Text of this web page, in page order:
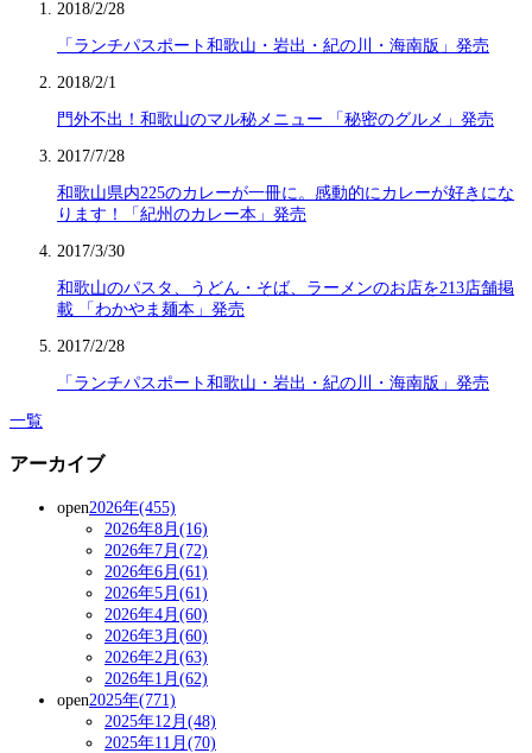
2018/2/28
「ランチパスポート和歌山・岩出・紀の川・海南版」発売
2018/2/1
門外不出！和歌山のマル秘メニュー 「秘密のグルメ」発売
2017/7/28
和歌山県内225のカレーが一冊に。感動的にカレーが好きにな
ります！「紀州のカレー本」発売
2017/3/30
和歌山のパスタ、うどん・そば、ラーメンのお店を213店舗掲
載 「わかやま麺本」発売
2017/2/28
「ランチパスポート和歌山・岩出・紀の川・海南版」発売
一覧
アーカイブ
open2026年(455)
2026年8月(16)
2026年7月(72)
2026年6月(61)
2026年5月(61)
2026年4月(60)
2026年3月(60)
2026年2月(63)
2026年1月(62)
open2025年(771)
2025年12月(48)
2025年11月(70)